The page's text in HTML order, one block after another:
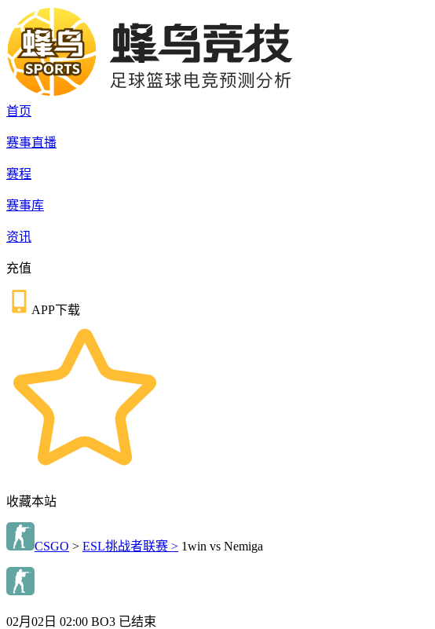
首页
赛事直播
赛程
赛事库
资讯
充值
APP下载
收藏本站
CSGO > ESL挑战者联赛 > 1win vs Nemiga
02月02日 02:00 BO3 已结束